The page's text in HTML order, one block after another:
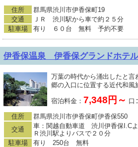
住所
群馬県渋川市伊香保町19
交通
ＪＲ 渋川駅から車で約２５分
駐車場
有り ６０台 無料 予約不要
伊香保温泉 伊香保グランドホテル
万葉の時代から涌出したと言
郷の入口に位置する近代和風
宿泊料金： 7,348円～ 口
住所
群馬県渋川市伊香保町伊香保550
交通
車：関越自動車道 渋川伊香保I.C
Ｒ渋川駅よりバスで２０分
駐車場
有り 250台 無料